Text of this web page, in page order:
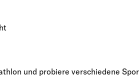
und probiere verschiedene